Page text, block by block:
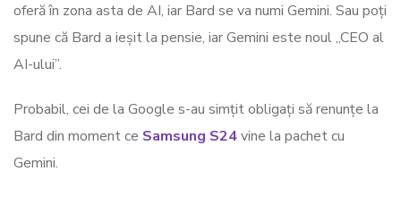
oferă în zona asta de AI, iar Bard se va numi Gemini. Sau poți
spune că Bard a ieșit la pensie, iar Gemini este noul „CEO al
AI-ului”.
Probabil, cei de la Google s-au simțit obligați să renunțe la
Bard din moment ce Samsung S24vine la pachet cu
Gemini.